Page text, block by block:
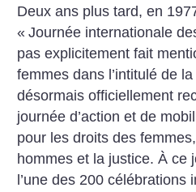
Deux ans plus tard, en
« Journée internationale
pas explicitement fait
femmes dans l’intitulé de
désormais officiellement
journée d’action et de
pour les droits des
hommes et la justice. À ce
l’une des 200